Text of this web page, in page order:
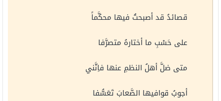
قصائدُ قد أصبحتُ فيها محكَّماً
على حَسْبِ ما أختارهُ متصرَّفا
متى ضلَّ أهلُ النظمِ عنها فاِنَّني
أجوبُ قوافيها الصَّعابَ تَعَسُّفا